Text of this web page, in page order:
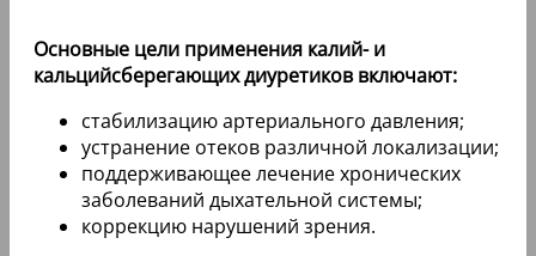
Основные цели применения калий- и
кальцийсберегающих диуретиков включают:
стабилизацию артериального давления;
устранение отеков различной локализации;
поддерживающее лечение хронических
заболеваний дыхательной системы;
коррекцию нарушений зрения.